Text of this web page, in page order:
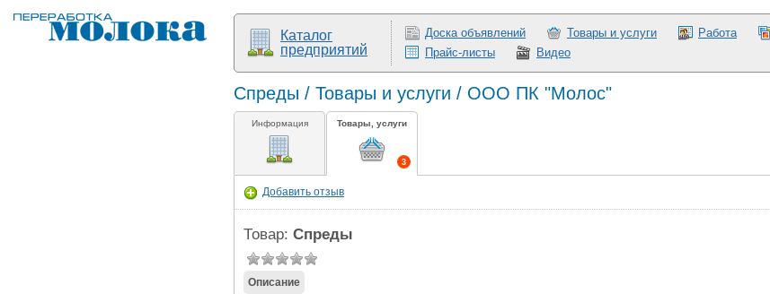
Каталог
предприятий
Доска объявлений Товары и услуги Работа
Прайс-листы
Видео
Спреды / Товары и услуги / ООО ПК "Молос"
Информация
3
Товары, услуги
Добавить отзыв
Товар: Спреды
Описание